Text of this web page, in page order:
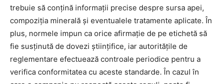
trebuie să conțină informații precise despre sursa apei,
compoziția minerală și eventualele tratamente aplicate. În
plus, normele impun ca orice afirmație de pe etichetă să
fie susținută de dovezi științifice, iar autoritățile de
reglementare efectuează controale periodice pentru a
verifica conformitatea cu aceste standarde. În cazul în